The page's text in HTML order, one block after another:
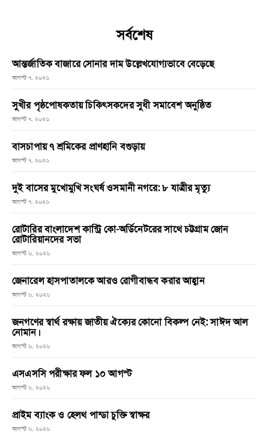
সর্বশেষ
আন্তর্জাতিক বাজারে সোনার দাম উল্লেখযোগ্যভাবে বেড়েছে
আগস্ট ৭, ২০২৬
সুখীর পৃষ্ঠপোষকতায় চিকিৎসকদের সুধী সমাবেশ অনুষ্ঠিত
আগস্ট ৭, ২০২৬
বাসচাপায় ৭ শ্রমিকের প্রাণহানি বগুড়ায়
আগস্ট ৭, ২০২৬
দুই বাসের মুখোমুখি সংঘর্ষ ওসমানী নগরে: ৮ যাত্রীর মৃত্যু
আগস্ট ৭, ২০২৬
রোটারির বাংলাদেশ কান্ট্রি কো-অর্ডিনেটরের সাথে চট্টগ্রাম জোন
রোটারিয়ানদের সভা
আগস্ট ৬, ২০২৬
জেনারেল হাসপাতালকে আরও রোগীবান্ধব করার আহ্বান
আগস্ট ৬, ২০২৬
জনগণের স্বার্থ রক্ষায় জাতীয় ঐক্যের কোনো বিকল্প নেই: সাঈদ আল
নোমান।
আগস্ট ৬, ২০২৬
এসএসসি পরীক্ষার ফল ১০ আগস্ট
আগস্ট ৬, ২০২৬
প্রাইম ব্যাংক ও হেলথ পান্ডা চুক্তি স্বাক্ষর
আগস্ট ৬, ২০২৬